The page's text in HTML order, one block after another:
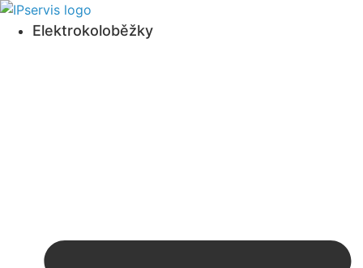
Přejít
k obsahuElektrokoloběžky